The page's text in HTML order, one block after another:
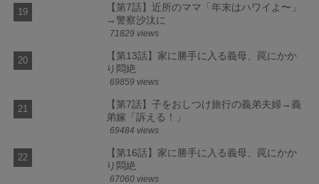
【第7話】近所のママ「年末はハワイよ〜」
→警察沙汰に
71829 views
【第13話】家に勝手に入る義母、罠にかか
り悶絶
69859 views
【第7話】子をおしつけ旅行の義弟夫婦→義
弟嫁「訴える！」
69484 views
【第16話】家に勝手に入る義母、罠にかか
り悶絶
67060 views